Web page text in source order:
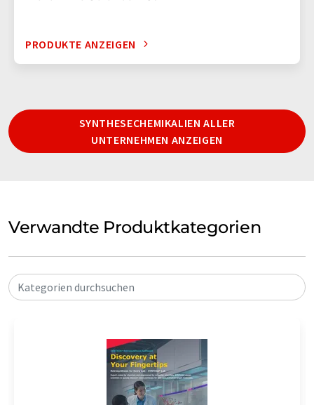
PRODUKTE ANZEIGEN
SYNTHESECHEMIKALIEN ALLER
UNTERNEHMEN ANZEIGEN
Verwandte Produktkategorien
Kategorien durchsuchen